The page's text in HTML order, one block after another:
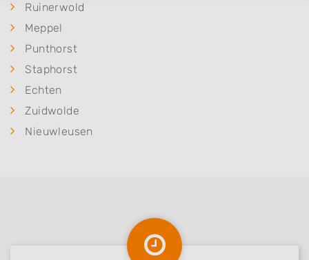
Ruinerwold
Meppel
Punthorst
Staphorst
Echten
Zuidwolde
Nieuwleusen